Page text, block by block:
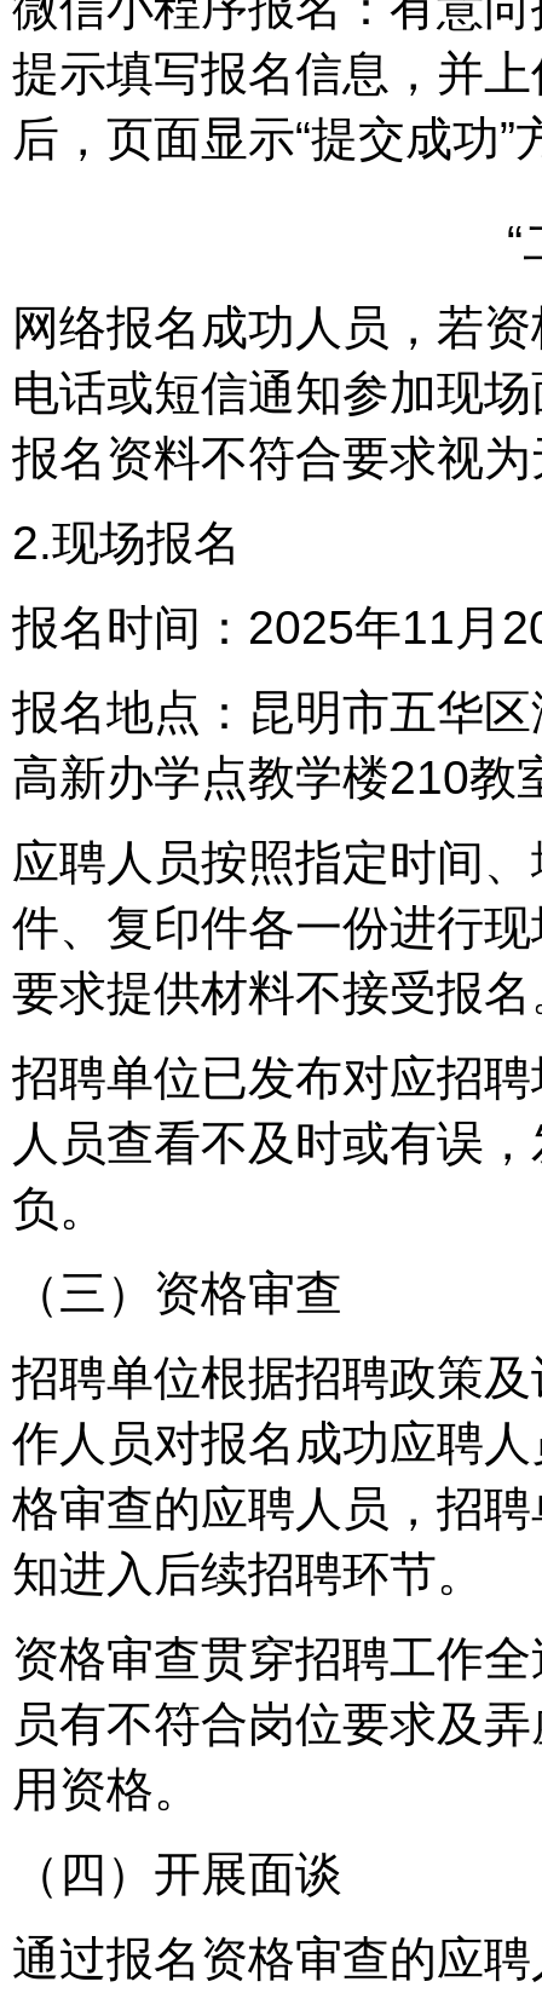
提示填写报名信息，并
后，页面显示“提交成功
“
网络报名成功人员，若
电话或短信通知参加现
报名资料不符合要求视
2.现场报名
报名时间：2025年11月
报名地点：昆明市五华
高新办学点教学楼210教
应聘人员按照指定时间
件、复印件各一份进行
要求提供材料不接受报名
招聘单位已发布对应招
人员查看不及时或有误
负。
（三）资格审查
招聘单位根据招聘政策
作人员对报名成功应聘
格审查的应聘人员，招
知进入后续招聘环节。
资格审查贯穿招聘工作
员有不符合岗位要求及
用资格。
（四）开展面谈
通过报名资格审查的应